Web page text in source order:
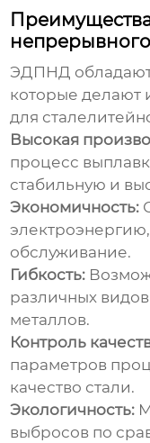
ЭДПНД
которые делают
для
Высокая
процесс
стабильную и
Экономичность:
обслуживание.
Гибкость:
различных
металлов.
Контроль
параметров
качество стали.
Экологичность:
выбросов по